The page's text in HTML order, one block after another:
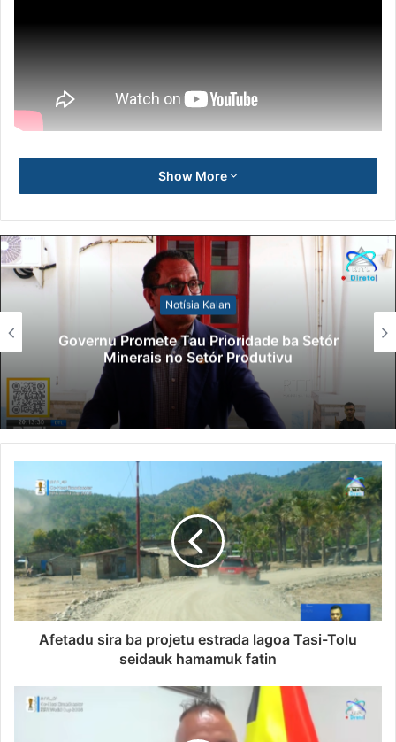
Show More
Notísia Kalan
Governu Promete Tau Prioridade ba Setór
Minerais no Setór Produtivu
Afetadu sira ba projetu estrada lagoa Tasi-Tolu
seidauk hamamuk fatin